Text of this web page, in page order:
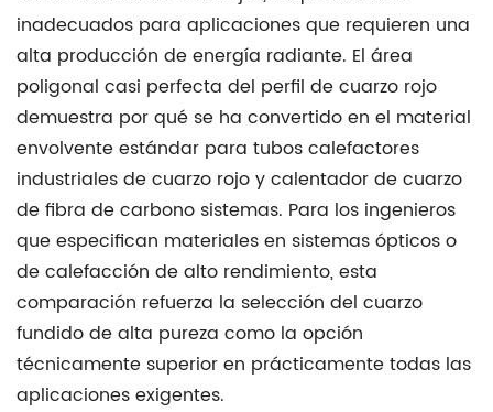
inadecuados para aplicaciones que requieren una
alta producción de energía radiante. El área
poligonal casi perfecta del perfil de cuarzo rojo
demuestra por qué se ha convertido en el material
envolvente estándar para tubos calefactores
industriales de cuarzo rojoycalentador de cuarzo
de fibra de carbono sistemas. Para los ingenieros
que especifican materiales en sistemas ópticos o
de calefacción de alto rendimiento, esta
comparación refuerza la selección del cuarzo
fundido de alta pureza como la opción
técnicamente superior en prácticamente todas las
aplicaciones exigentes.